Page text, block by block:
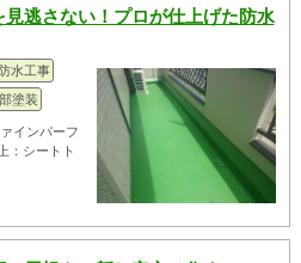
見逃さない！プロが仕上げた防水
水工事
塗装
インパーフ
：シートト